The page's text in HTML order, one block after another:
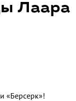
Лаара
«Берсерк»!